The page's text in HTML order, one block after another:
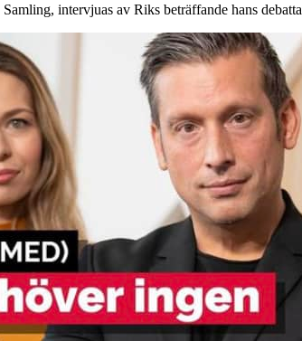
intervjuas av Riks beträffande hans